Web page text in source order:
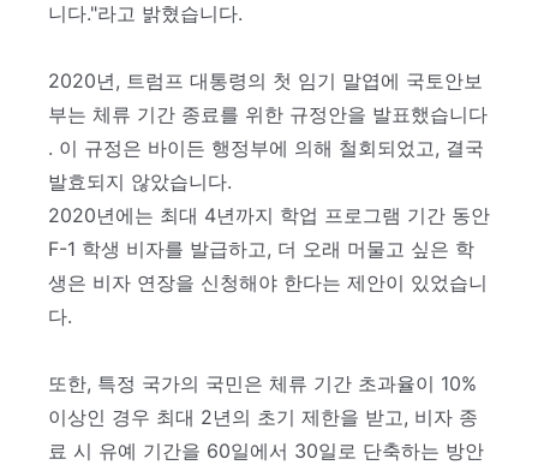
니다."라고 밝혔습니다.
2020년, 트럼프 대통령의 첫 임기 말엽에 국토안보
부는 체류 기간 종료를 위한 규정안을 발표했습니다
. 이 규정은 바이든 행정부에 의해 철회되었고, 결국
발효되지 않았습니다.
2020년에는 최대 4년까지 학업 프로그램 기간 동안
F-1 학생 비자를 발급하고, 더 오래 머물고 싶은 학
생은 비자 연장을 신청해야 한다는 제안이 있었습니
다.
또한, 특정 국가의 국민은 체류 기간 초과율이 10%
이상인 경우 최대 2년의 초기 제한을 받고, 비자 종
료 시 유예 기간을 60일에서 30일로 단축하는 방안